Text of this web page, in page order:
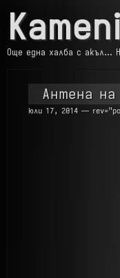
Още една халба с акъл…
Антена
юли 17, 2014 —